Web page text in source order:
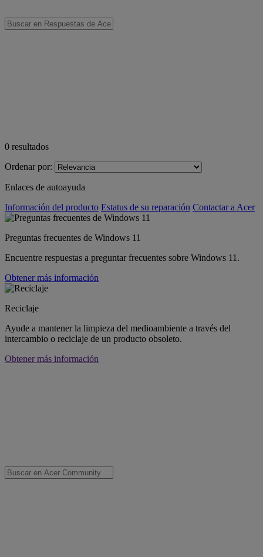
0 resultados
Ordenar por:
Enlaces de autoayuda
Información del producto Estatus de su reparación Contactar a Acer
Preguntas frecuentes de Windows 11
Encuentre respuestas a preguntar frecuentes sobre Windows 11.
Obtener más información
Reciclaje
Ayude a mantener la limpieza del medioambiente a través del
intercambio o reciclaje de un producto obsoleto.
Obtener más información